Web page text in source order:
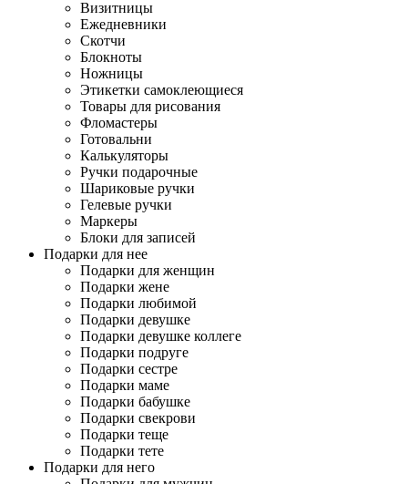
Визитницы
Ежедневники
Скотчи
Блокноты
Ножницы
Этикетки самоклеющиеся
Товары для рисования
Фломастеры
Готовальни
Калькуляторы
Ручки подарочные
Шариковые ручки
Гелевые ручки
Маркеры
Блоки для записей
Подарки для нее
Подарки для женщин
Подарки жене
Подарки любимой
Подарки девушке
Подарки девушке коллеге
Подарки подруге
Подарки сестре
Подарки маме
Подарки бабушке
Подарки свекрови
Подарки теще
Подарки тете
Подарки для него